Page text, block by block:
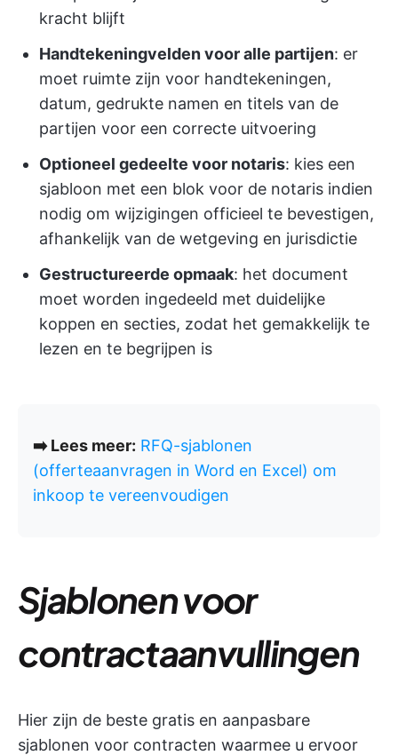
kracht blijft
Handtekeningvelden voor alle partijen: er
moet ruimte zijn voor handtekeningen,
datum, gedrukte namen en titels van de
partijen voor een correcte uitvoering
Optioneel gedeelte voor notaris: kies een
sjabloon met een blok voor de notaris indien
nodig om wijzigingen officieel te bevestigen,
afhankelijk van de wetgeving en jurisdictie
Gestructureerde opmaak: het document
moet worden ingedeeld met duidelijke
koppen en secties, zodat het gemakkelijk te
lezen en te begrijpen is
➡️ Lees meer: RFQ-sjablonen
(offerteaanvragen in Word en Excel) om
inkoop te vereenvoudigen
Sjablonen voor
contractaanvullingen
Hier zijn de beste gratis en aanpasbare
sjablonen voor contracten waarmee u ervoor